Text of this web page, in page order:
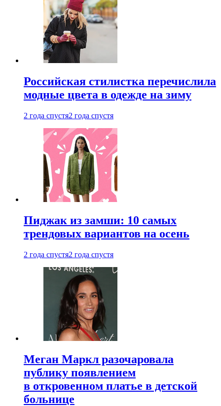
Российская стилистка перечислила
модные цвета в одежде на зиму
2 года спустя2 года спустя
Пиджак из замши: 10 самых
трендовых вариантов на осень
2 года спустя2 года спустя
Меган Маркл разочаровала
публику появлением
в откровенном платье в детской
больнице